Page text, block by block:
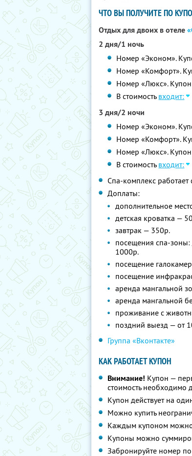
ЧТО ВЫ ПОЛУЧИТЕ ПО
Отдых для двоих в отеле
2 дня/1 ночь
Номер «Эконом».
Номер «Комфорт».
Номер «Люкс». Купон
В стоимость входит:
3 дня/2 ночи
Номер «Эконом».
Номер «Комфорт».
Номер «Люкс». Купон
В стоимость входит:
Спа-комплекс
Доплаты:
дополнительное
детская кроватка —
завтрак — 350р.
посещения спа-зоны:
1000р.
посещение
посещение
аренда мангальной
аренда мангальной
проживание с
поздний выезд — от
Группа «Вконтакте»
КАК РАБОТАЕТ КУПОН
Внимание! Купон —
стоимость необходимо
Купон действует на
Можно купить
Каждым купоном можно
Купоны можно
Забронируйте номер